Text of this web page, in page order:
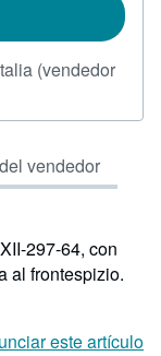
(vendedor
vendedor
297-64, con
al frontespizio.
este artículo